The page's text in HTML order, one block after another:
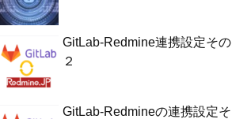
GitLab-Redmine連携設定その
２
GitLab-Redmineの連携設定そ